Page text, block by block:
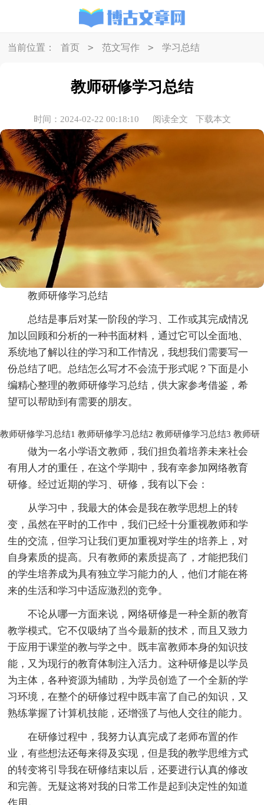
当前位置： 首页 > 范文写作 > 学习总结
教师研修学习总结
时间：2024-02-22 00:18:10 阅读全文 下载本文
教师研修学习总结
总结是事后对某一阶段的学习、工作或其完成情况
加以回顾和分析的一种书面材料，通过它可以全面地、
系统地了解以往的学习和工作情况，我想我们需要写一
份总结了吧。总结怎么写才不会流于形式呢？下面是小
编精心整理的教师研修学习总结，供大家参考借鉴，希
望可以帮助到有需要的朋友。
教师研修学习总结1
做为一名小学语文教师，我们担负着培养未来社会
有用人才的重任，在这个学期中，我有幸参加网络教育
研修。经过近期的学习、研修，我有以下会：
从学习中，我最大的体会是我在教学思想上的转
变，虽然在平时的工作中，我们已经十分重视教师和学
生的交流，但学习让我们更加重视对学生的培养上，对
自身素质的提高。只有教师的素质提高了，才能把我们
的学生培养成为具有独立学习能力的人，他们才能在将
来的生活和学习中适应激烈的竞争。
不论从哪一方面来说，网络研修是一种全新的教育
教学模式。它不仅吸纳了当今最新的技术，而且又致力
于应用于课堂的教与学之中。既丰富教师本身的知识技
能，又为现行的教育体制注入活力。这种研修是以学员
为主体，各种资源为辅助，为学员创造了一个全新的学
习环境，在整个的研修过程中既丰富了自己的知识，又
熟练掌握了计算机技能，还增强了与他人交往的能力。
在研修过程中，我努力认真完成了老师布置的作
业，有些想法还每来得及实现，但是我的教学思维方式
的转变将引导我在研修结束以后，还要进行认真的修改
和完善。无疑这将对我的日常工作是起到决定性的知道
作用。
教师研修学习总结2 教师研修学习总结3 教师研